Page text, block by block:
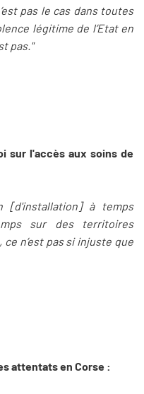
pas le cas dans toutes
légitime de l’Etat en
pas."
sur l'accès aux soins de
[d'installation] à temps
sur des territoires
n’est pas si injuste que
attentats en Corse :